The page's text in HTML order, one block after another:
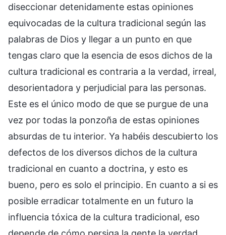
diseccionar detenidamente estas opiniones
equivocadas de la cultura tradicional según las
palabras de Dios y llegar a un punto en que
tengas claro que la esencia de esos dichos de la
cultura tradicional es contraria a la verdad, irreal,
desorientadora y perjudicial para las personas.
Este es el único modo de que se purgue de una
vez por todas la ponzoña de estas opiniones
absurdas de tu interior. Ya habéis descubierto los
defectos de los diversos dichos de la cultura
tradicional en cuanto a doctrina, y esto es
bueno, pero es solo el principio. En cuanto a si es
posible erradicar totalmente en un futuro la
influencia tóxica de la cultura tradicional, eso